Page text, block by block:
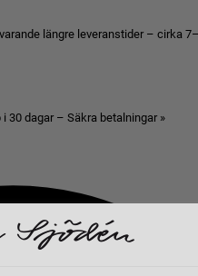
längre leveranstider – cirka
30 dagar – Säkra betalningar »